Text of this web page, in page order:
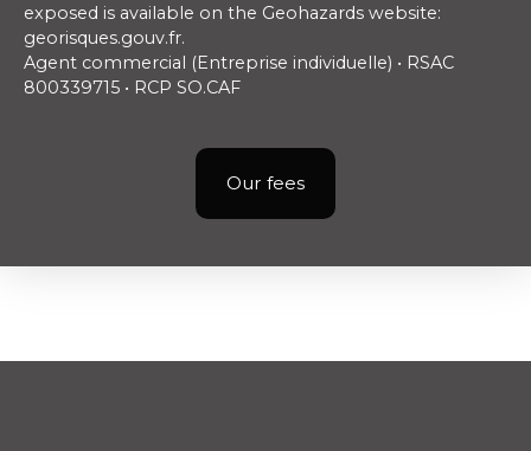
exposed is available on the Geohazards website:
georisques.gouv.fr.
Agent commercial (Entreprise individuelle) • RSAC
800339715 • RCP SO.CAF
Our fees